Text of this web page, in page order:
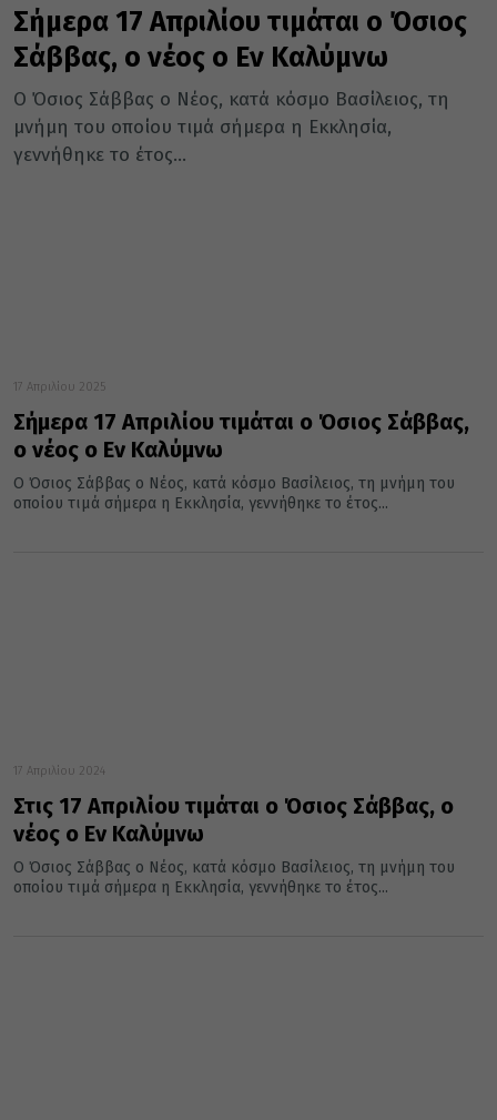
Σήμερα 17 Απριλίου τιμάται ο Όσιος
Σάββας, ο νέος ο Εν Καλύμνω
Ο Όσιος Σάββας ο Νέος, κατά κόσμο Βασίλειος, τη
μνήμη του οποίου τιμά σήμερα η Εκκλησία,
γεννήθηκε το έτος...
17 Απριλίου 2025
Σήμερα 17 Απριλίου τιμάται ο Όσιος Σάββας,
ο νέος ο Εν Καλύμνω
Ο Όσιος Σάββας ο Νέος, κατά κόσμο Βασίλειος, τη μνήμη του
οποίου τιμά σήμερα η Εκκλησία, γεννήθηκε το έτος...
17 Απριλίου 2024
Στις 17 Απριλίου τιμάται ο Όσιος Σάββας, ο
νέος ο Εν Καλύμνω
Ο Όσιος Σάββας ο Νέος, κατά κόσμο Βασίλειος, τη μνήμη του
οποίου τιμά σήμερα η Εκκλησία, γεννήθηκε το έτος...